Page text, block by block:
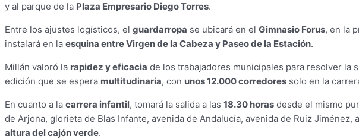
y al parque de la Plaza Empresario Diego Torres.
Entre los ajustes logísticos, el guardarropa se ubicará en el Gimnasio Forus, en la
instalará en la esquina entre Virgen de la Cabeza y Paseo de la Estación.
Millán valoró la rapidez y eficacia de los trabajadores municipales para resolver la
edición que se espera multitudinaria, con unos 12.000 corredores solo en la
En cuanto a la carrera infantil, tomará la salida a las 18.30 horas desde el mismo
de Arjona, glorieta de Blas Infante, avenida de Andalucía, avenida de Ruiz
altura del cajón verde.